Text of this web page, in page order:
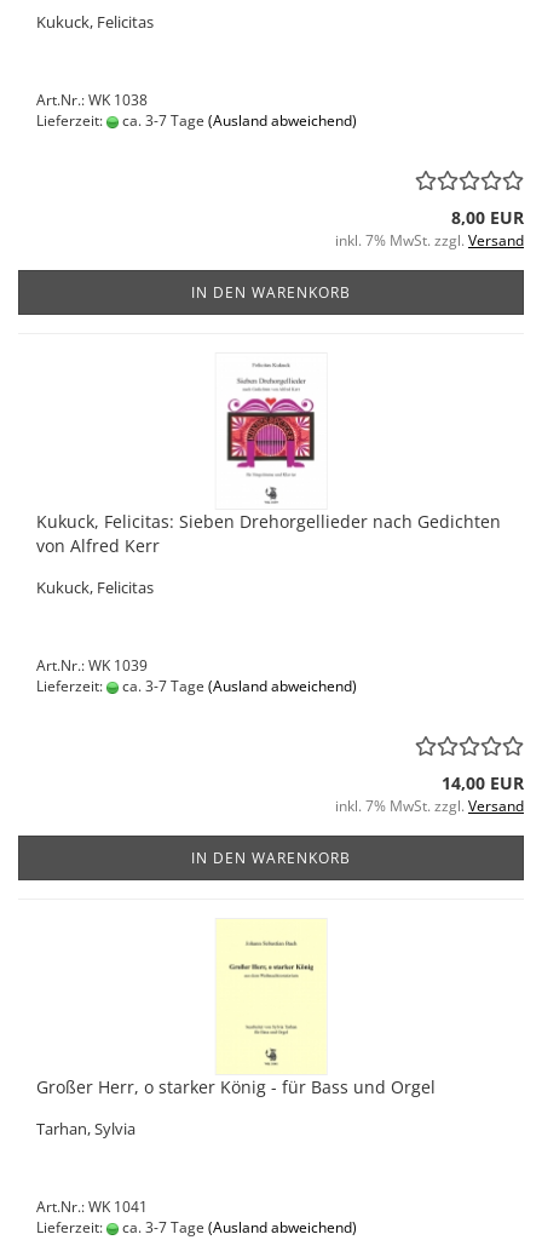
Kukuck, Felicitas
Art.Nr.: WK 1038
Lieferzeit:
ca. 3-7 Tage (Ausland abweichend)
8,00 EUR
inkl. 7% MwSt. zzgl. Versand
IN DEN WARENKORB
Kukuck, Felicitas: Sieben Drehorgellieder nach Gedichten
von Alfred Kerr
Kukuck, Felicitas
Art.Nr.: WK 1039
Lieferzeit:
ca. 3-7 Tage (Ausland abweichend)
14,00 EUR
inkl. 7% MwSt. zzgl. Versand
IN DEN WARENKORB
Großer Herr, o starker König - für Bass und Orgel
Tarhan, Sylvia
Art.Nr.: WK 1041
Lieferzeit:
ca. 3-7 Tage (Ausland abweichend)